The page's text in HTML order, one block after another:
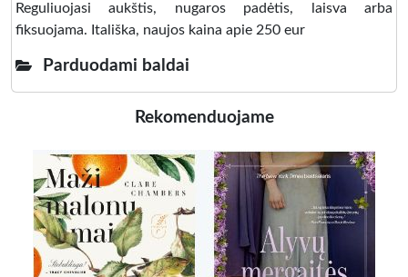
Reguliuojasi aukštis, nugaros padėtis, laisva arba
fiksuojama. Itališka, naujos kaina apie 250 eur
Parduodami baldai
Rekomenduojame